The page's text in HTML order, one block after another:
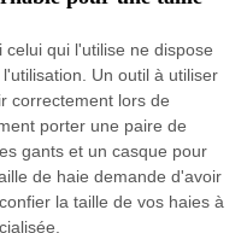
qui l'utilise ne dispose
Un outil à utiliser
correctement lors de
porter une paire de
gants et un casque pour
de haie demande d'avoir
la taille de vos haies à